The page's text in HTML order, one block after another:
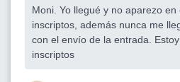
Moni. Yo llegué y no aparezo
inscriptos, además nunca me
con el envío de la entrada.
inscriptos